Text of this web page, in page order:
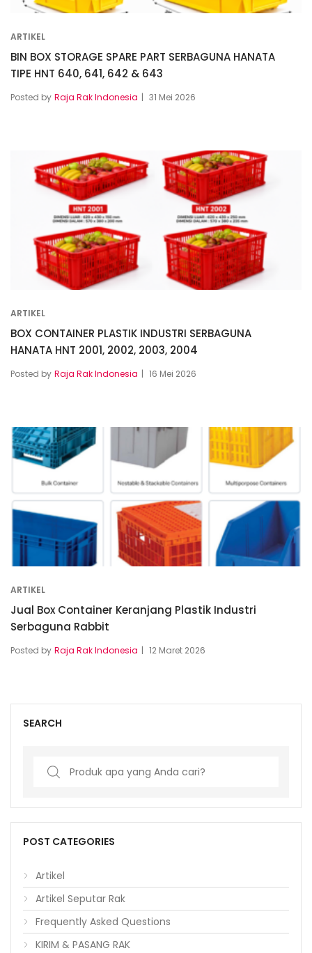
ARTIKEL
BIN BOX STORAGE SPARE PART SERBAGUNA HANATA
TIPE HNT 640, 641, 642 & 643
Posted by Raja Rak Indonesia 31 Mei 2026
ARTIKEL
BOX CONTAINER PLASTIK INDUSTRI SERBAGUNA
HANATA HNT 2001, 2002, 2003, 2004
Posted by Raja Rak Indonesia 16 Mei 2026
ARTIKEL
Jual Box Container Keranjang Plastik Industri
Serbaguna Rabbit
Posted by Raja Rak Indonesia 12 Maret 2026
SEARCH
Search
POST CATEGORIES
Artikel
Artikel Seputar Rak
Frequently Asked Questions
KIRIM & PASANG RAK